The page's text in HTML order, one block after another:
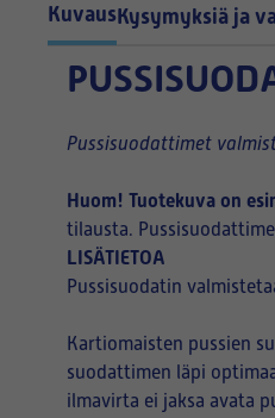
KuvausKysymyksiä ja
Pussisuodattimet
Huom! Tuotekuva on
tilausta.
LISÄTIETOA
Pussisuodatin
Kartiomaisten pussien
suodattimen läpi
ilmavirta ei jaksa avata